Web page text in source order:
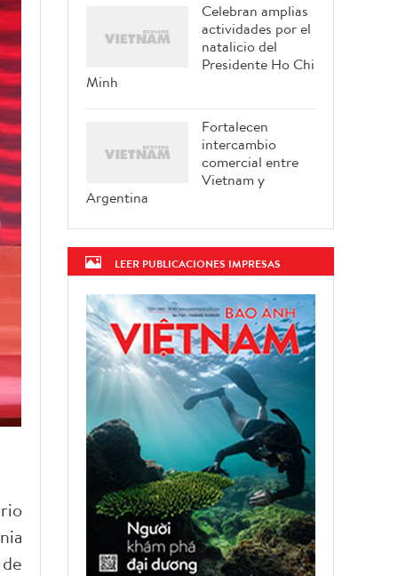
Celebran amplias
actividades por el
natalicio del
Presidente Ho Chi
Minh
Fortalecen
intercambio
comercial entre
Vietnam y
Argentina
LEER PUBLICACIONES IMPRESAS